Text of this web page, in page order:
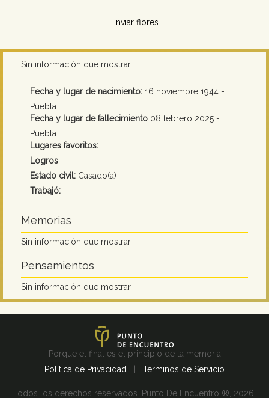
Enviar flores
Sin información que mostrar
Fecha y lugar de nacimiento: 16 noviembre 1944 -
Puebla
Fecha y lugar de fallecimiento 08 febrero 2025 -
Puebla
Lugares favoritos:
Logros
Estado civil: Casado(a)
Trabajó: -
Memorias
Sin información que mostrar
Pensamientos
Sin información que mostrar
Porque el final es el principio de la memoria
Política de Privacidad
Términos de Servicio
Todos los derechos reservados. Punto De Encuentro ®, 2026.